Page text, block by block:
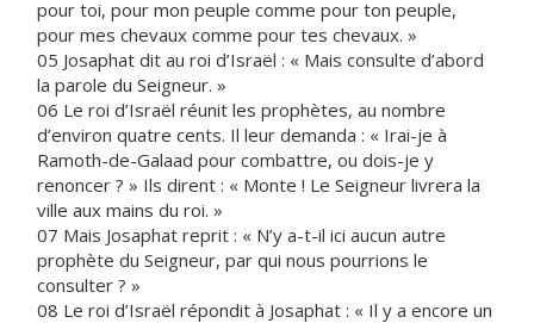
pour toi, pour mon peuple comme pour ton peuple,
pour mes chevaux comme pour tes chevaux. »
05 Josaphat dit au roi d’Israël : « Mais consulte d’abord
la parole du Seigneur. »
06 Le roi d’Israël réunit les prophètes, au nombre
d’environ quatre cents. Il leur demanda : « Irai-je à
Ramoth-de-Galaad pour combattre, ou dois-je y
renoncer ? » Ils dirent : « Monte ! Le Seigneur livrera la
ville aux mains du roi. »
07 Mais Josaphat reprit : « N’y a-t-il ici aucun autre
prophète du Seigneur, par qui nous pourrions le
consulter ? »
08 Le roi d’Israël répondit à Josaphat : « Il y a encore un